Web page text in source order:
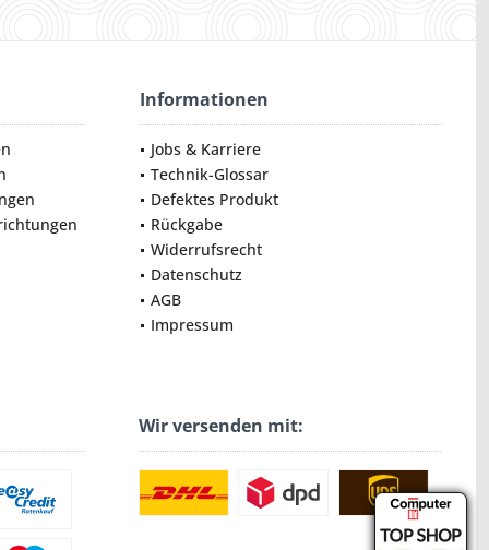
Informationen
Jobs & Karriere
Technik-Glossar
Defektes Produkt
Rückgabe
Widerrufsrecht
Datenschutz
AGB
Impressum
Wir versenden mit: